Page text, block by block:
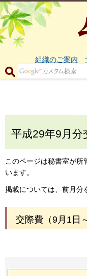
組織のご案内
平成29年9月分
このページは秘書室が所
います。
掲載については、前月分
交際費（9月1日